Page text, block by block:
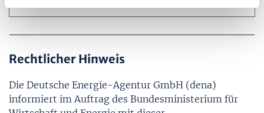
Rechtlicher Hinweis
Die Deutsche Energie-Agentur GmbH (dena)
informiert im Auftrag des Bundesministerium für